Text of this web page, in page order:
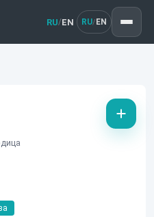
RU/EN RU/ EN